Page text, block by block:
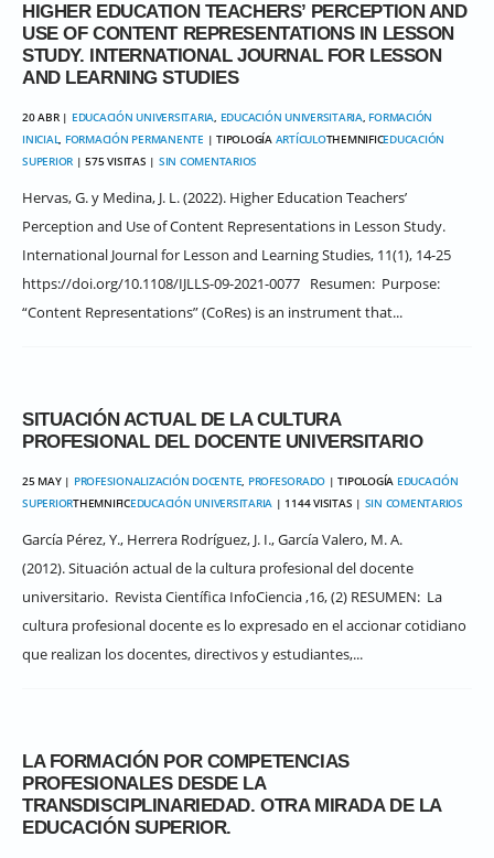
HIGHER EDUCATION TEACHERS’ PERCEPTION AND
USE OF CONTENT REPRESENTATIONS IN LESSON
STUDY. INTERNATIONAL JOURNAL FOR LESSON
AND LEARNING STUDIES
20 ABR | EDUCACIÓN UNIVERSITARIA, EDUCACIÓN UNIVERSITARIA, FORMACIÓN
INICIAL, FORMACIÓN PERMANENTE | TIPOLOGÍA ARTÍCULOTHEMNIFICEDUCACIÓN
SUPERIOR | 575 VISITAS | SIN COMENTARIOS
Hervas, G. y Medina, J. L. (2022). Higher Education Teachers’
Perception and Use of Content Representations in Lesson Study.
International Journal for Lesson and Learning Studies, 11(1), 14-25
https://doi.org/10.1108/IJLLS-09-2021-0077 Resumen: Purpose:
“Content Representations” (CoRes) is an instrument that...
SITUACIÓN ACTUAL DE LA CULTURA
PROFESIONAL DEL DOCENTE UNIVERSITARIO
25 MAY | PROFESIONALIZACIÓN DOCENTE, PROFESORADO | TIPOLOGÍA EDUCACIÓN
SUPERIORTHEMNIFICEDUCACIÓN UNIVERSITARIA | 1144 VISITAS | SIN COMENTARIOS
García Pérez, Y., Herrera Rodríguez, J. I., García Valero, M. A.
(2012). Situación actual de la cultura profesional del docente
universitario. Revista Científica InfoCiencia ,16, (2) RESUMEN: La
cultura profesional docente es lo expresado en el accionar cotidiano
que realizan los docentes, directivos y estudiantes,...
LA FORMACIÓN POR COMPETENCIAS
PROFESIONALES DESDE LA
TRANSDISCIPLINARIEDAD. OTRA MIRADA DE LA
EDUCACIÓN SUPERIOR.